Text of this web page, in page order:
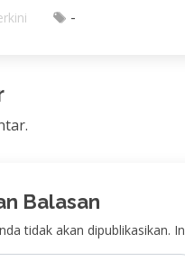
-
Balasan
tidak akan dipublikasikan.